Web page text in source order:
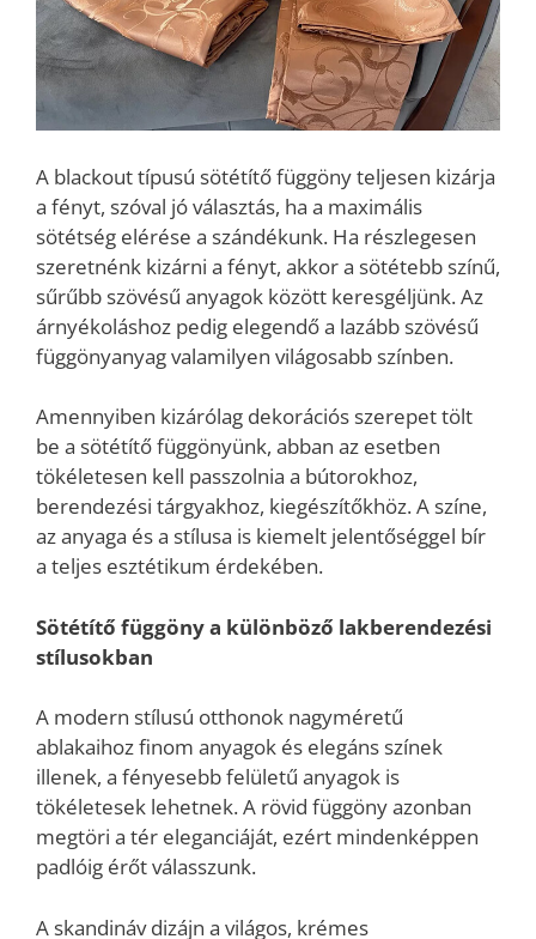
A blackout típusú sötétítő függöny teljesen kizárja
a fényt, szóval jó választás, ha a maximális
sötétség elérése a szándékunk. Ha részlegesen
szeretnénk kizárni a fényt, akkor a sötétebb színű,
sűrűbb szövésű anyagok között keresgéljünk. Az
árnyékoláshoz pedig elegendő a lazább szövésű
függönyanyag valamilyen világosabb színben.
Amennyiben kizárólag dekorációs szerepet tölt
be a sötétítő függönyünk, abban az esetben
tökéletesen kell passzolnia a bútorokhoz,
berendezési tárgyakhoz, kiegészítőkhöz. A színe,
az anyaga és a stílusa is kiemelt jelentőséggel bír
a teljes esztétikum érdekében.
Sötétítő függöny a különböző lakberendezési
stílusokban
A modern stílusú otthonok nagyméretű
ablakaihoz finom anyagok és elegáns színek
illenek, a fényesebb felületű anyagok is
tökéletesek lehetnek. A rövid függöny azonban
megtöri a tér eleganciáját, ezért mindenképpen
padlóig érőt válasszunk.
A skandináv dizájn a világos, krémes